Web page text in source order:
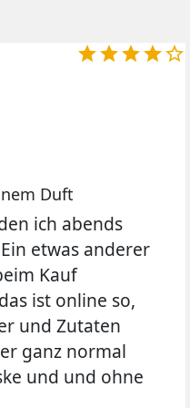

Duft
ich abends
etwas anderer
Kauf
ist online so,
und Zutaten
ganz normal
und und ohne